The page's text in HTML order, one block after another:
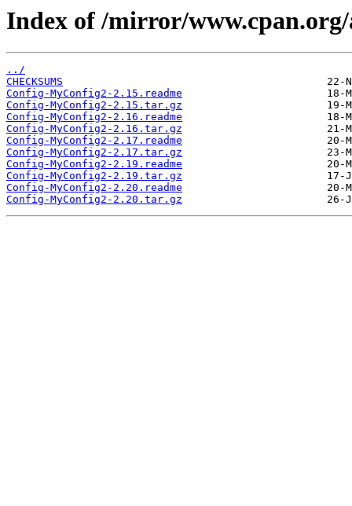
Index of /mirror/
../
CHECKSUMS
Config-MyConfig2-2.15.readme
Config-MyConfig2-2.15.tar.gz
Config-MyConfig2-2.16.readme
Config-MyConfig2-2.16.tar.gz
Config-MyConfig2-2.17.readme
Config-MyConfig2-2.17.tar.gz
Config-MyConfig2-2.19.readme
Config-MyConfig2-2.19.tar.gz
Config-MyConfig2-2.20.readme
Config-MyConfig2-2.20.tar.gz